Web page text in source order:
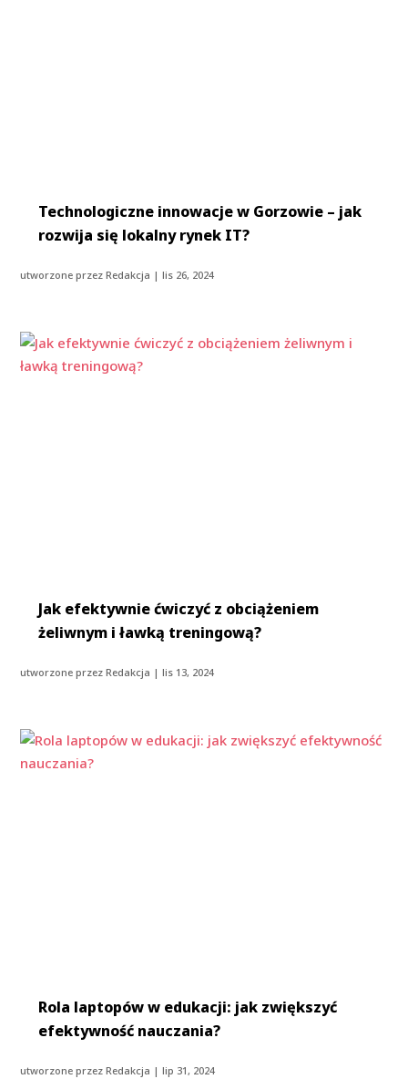
Technologiczne innowacje w Gorzowie – jak
rozwija się lokalny rynek IT?
utworzone przezRedakcja |lis 26, 2024
Jak efektywnie ćwiczyć z obciążeniem
żeliwnym i ławką treningową?
utworzone przezRedakcja |lis 13, 2024
Rola laptopów w edukacji: jak zwiększyć
efektywność nauczania?
utworzone przezRedakcja |lip 31, 2024